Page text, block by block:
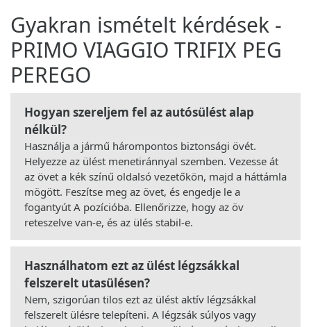
Gyakran ismételt kérdések -
PRIMO VIAGGIO TRIFIX PEG
PEREGO
Hogyan szereljem fel az autósülést alap
nélkül?
Használja a jármű hárompontos biztonsági övét.
Helyezze az ülést menetiránnyal szemben. Vezesse át
az övet a kék színű oldalsó vezetőkön, majd a háttámla
mögött. Feszítse meg az övet, és engedje le a
fogantyút A pozícióba. Ellenőrizze, hogy az öv
reteszelve van-e, és az ülés stabil-e.
Használhatom ezt az ülést légzsákkal
felszerelt utasülésen?
Nem, szigorúan tilos ezt az ülést aktív légzsákkal
felszerelt ülésre telepíteni. A légzsák súlyos vagy